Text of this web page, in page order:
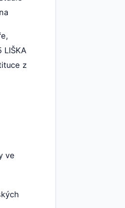
LIŠKA
z
ve